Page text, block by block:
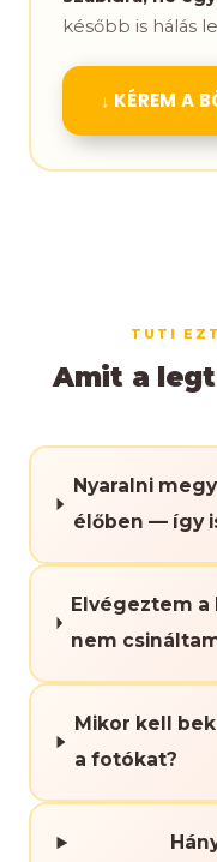
később is hálás
↓ KÉREM A
TUTI
Amit a
Nyaralni
élőben — így
Elvégeztem
nem
Mikor kell
a fotókat?